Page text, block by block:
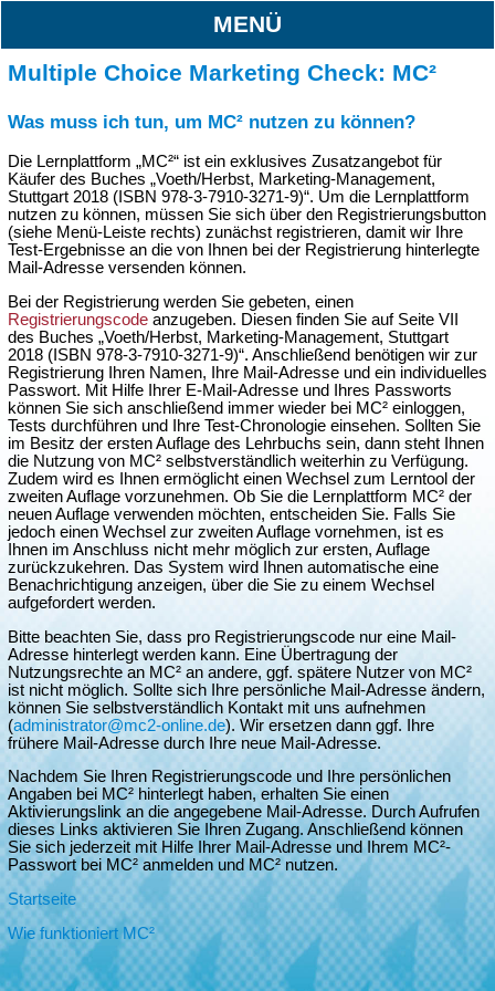
MENÜ
Multiple Choice Marketing Check: MC²
Was muss ich tun, um MC² nutzen zu können?
Die Lernplattform „MC²“ ist ein exklusives Zusatzangebot für
Käufer des Buches „Voeth/Herbst, Marketing-Management,
Stuttgart 2018 (ISBN 978-3-7910-3271-9)“. Um die Lernplattform
nutzen zu können, müssen Sie sich über den Registrierungsbutton
(siehe Menü-Leiste rechts) zunächst registrieren, damit wir Ihre
Test-Ergebnisse an die von Ihnen bei der Registrierung hinterlegte
Mail-Adresse versenden können.
Bei der Registrierung werden Sie gebeten, einen
Registrierungscodeanzugeben. Diesen finden Sie auf Seite VII
des Buches „Voeth/Herbst, Marketing-Management, Stuttgart
2018 (ISBN 978-3-7910-3271-9)“. Anschließend benötigen wir zur
Registrierung Ihren Namen, Ihre Mail-Adresse und ein individuelles
Passwort. Mit Hilfe Ihrer E-Mail-Adresse und Ihres Passworts
können Sie sich anschließend immer wieder bei MC² einloggen,
Tests durchführen und Ihre Test-Chronologie einsehen. Sollten Sie
im Besitz der ersten Auflage des Lehrbuchs sein, dann steht Ihnen
die Nutzung von MC² selbstverständlich weiterhin zu Verfügung.
Zudem wird es Ihnen ermöglicht einen Wechsel zum Lerntool der
zweiten Auflage vorzunehmen. Ob Sie die Lernplattform MC² der
neuen Auflage verwenden möchten, entscheiden Sie. Falls Sie
jedoch einen Wechsel zur zweiten Auflage vornehmen, ist es
Ihnen im Anschluss nicht mehr möglich zur ersten, Auflage
zurückzukehren. Das System wird Ihnen automatische eine
Benachrichtigung anzeigen, über die Sie zu einem Wechsel
aufgefordert werden.
Bitte beachten Sie, dass pro Registrierungscode nur eine Mail-
Adresse hinterlegt werden kann. Eine Übertragung der
Nutzungsrechte an MC² an andere, ggf. spätere Nutzer von MC²
ist nicht möglich. Sollte sich Ihre persönliche Mail-Adresse ändern,
können Sie selbstverständlich Kontakt mit uns aufnehmen
(administrator@mc2-online.de). Wir ersetzen dann ggf. Ihre
frühere Mail-Adresse durch Ihre neue Mail-Adresse.
Nachdem Sie Ihren Registrierungscode und Ihre persönlichen
Angaben bei MC² hinterlegt haben, erhalten Sie einen
Aktivierungslink an die angegebene Mail-Adresse. Durch Aufrufen
dieses Links aktivieren Sie Ihren Zugang. Anschließend können
Sie sich jederzeit mit Hilfe Ihrer Mail-Adresse und Ihrem MC²-
Passwort bei MC² anmelden und MC² nutzen.
Startseite
Wie funktioniert MC²